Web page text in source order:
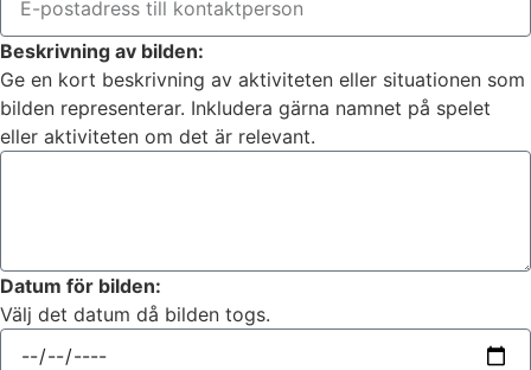
Beskrivning av bilden:
Ge en kort beskrivning av aktiviteten eller situationen som
bilden representerar. Inkludera gärna namnet på spelet
eller aktiviteten om det är relevant.
Datum för bilden:
Välj det datum då bilden togs.